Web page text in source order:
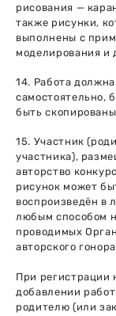
рисования —
также рисунки,
выполнены с
моделирования и
14. Работа
самостоятельно,
быть
15. Участник
участника),
авторство
рисунок может
воспроизведён в
любым способом
проводимых
авторского
При регистрации
добавлении
родителю (или